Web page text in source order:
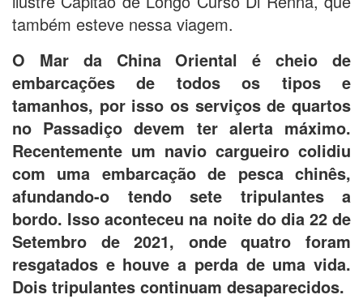
também esteve nessa viagem.
O Mar da China Oriental é cheio de
embarcações de todos os tipos e
tamanhos, por isso os serviços de quartos
no Passadiço devem ter alerta máximo.
Recentemente um navio cargueiro colidiu
com uma embarcação de pesca chinês,
afundando-o tendo sete tripulantes a
bordo. Isso aconteceu na noite do dia 22 de
Setembro de 2021, onde quatro foram
resgatados e houve a perda de uma vida.
Dois tripulantes continuam desaparecidos.